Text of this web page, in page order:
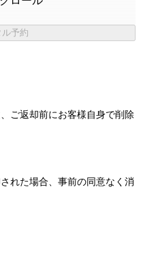
予約
ご返却前にお客様自身で削除
れた場合、事前の同意なく消